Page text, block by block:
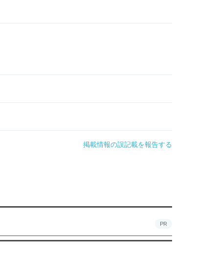
掲載情報の誤記載を報告する
PR